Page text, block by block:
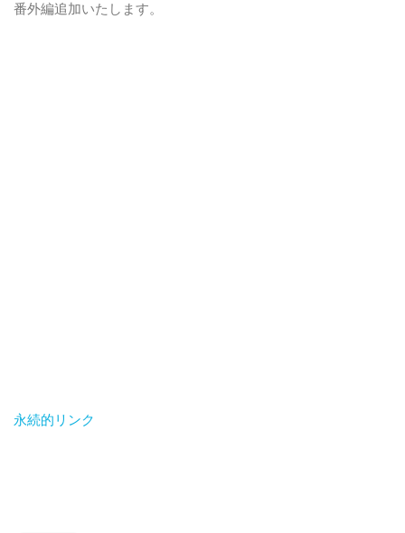
番外編追加いたします。
永続的リンク